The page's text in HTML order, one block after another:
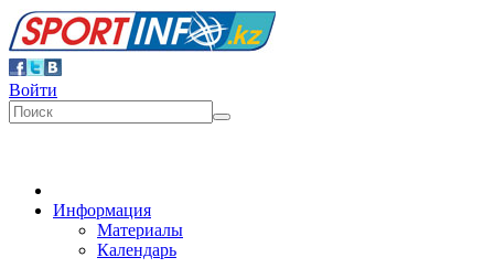
Войти
Информация
Материалы
Календарь